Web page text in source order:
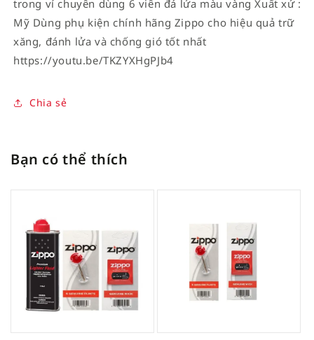
trong vỉ chuyên dùng 6 viên đá lửa màu vàng Xuất xứ :
Mỹ Dùng phụ kiện chính hãng Zippo cho hiệu quả trữ
xăng, đánh lửa và chống gió tốt nhất
https://youtu.be/TKZYXHgPJb4
Chia sẻ
Bạn có thể thích